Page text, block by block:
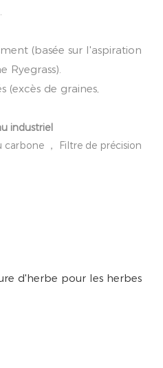
(basée sur l'aspiration
Ryegrass).
(excès de graines,
industriel
， Filtre de précision